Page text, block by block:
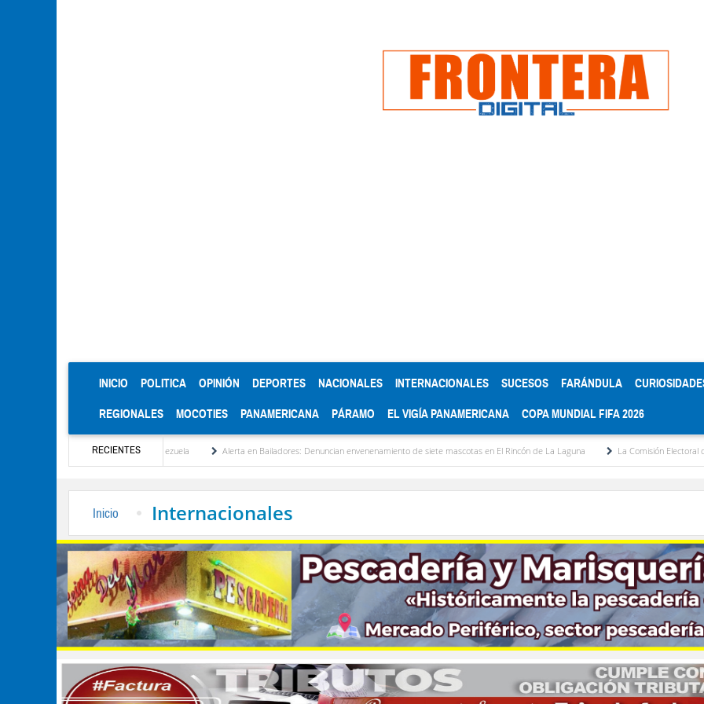
INICIO (CURRENT)
POLITICA OPINIÓN DEPORTES NACIONALES INTERNACIONALES SUCESOS FARÁNDULA
REGIONALES MOCOTIES PANAMERICANA PÁRAMO EL VIGÍA PANAMERICANA COPA MUNDIAL FIFA 2026
RECIENTES
de Venezuela Alerta en Bailadores: Denuncian envenenamiento de siete mascotas en El Rincón de La Laguna La Comisión Electoral del Colegio de
Inicio Internacionales